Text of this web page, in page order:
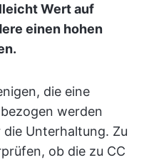
Wert auf
einen hohen
die eine
werden
Unterhaltung. Zu
ob die zu CC